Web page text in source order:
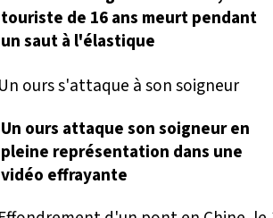
touriste de 16 ans meurt pendant
un saut à l'élastique
Un ours attaque son soigneur en
pleine représentation dans une
vidéo effrayante